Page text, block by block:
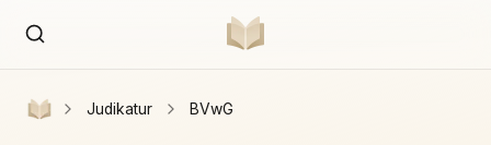
Judikatur BVwG